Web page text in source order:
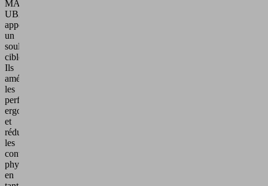
MATE
UBA
apportent
un
soulagement
ciblé.
Ils
améliorent
les
performances
ergonomiques
et
réduisent
les
contraintes
physiques,
en